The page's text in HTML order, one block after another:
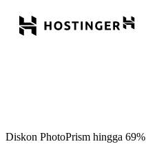
Diskon PhotoPrism hingga 69%